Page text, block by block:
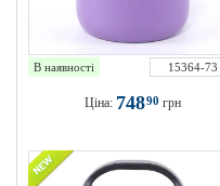
В наявності 15364-73
Ціна: 74890 грн